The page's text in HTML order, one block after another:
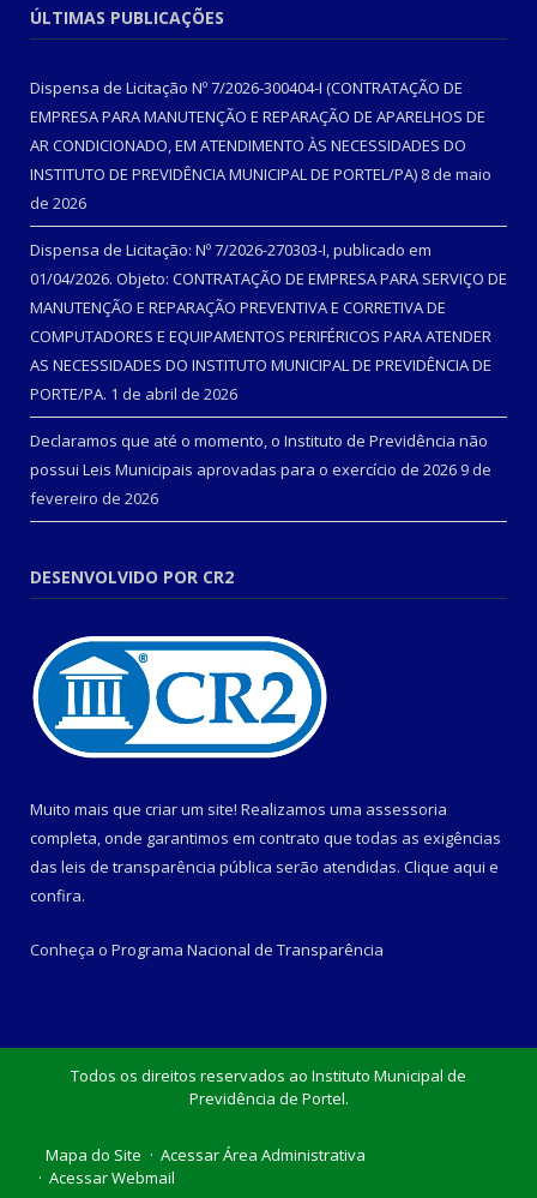
ÚLTIMAS PUBLICAÇÕES
Dispensa de Licitação Nº 7/2026-300404-I (CONTRATAÇÃO DE
EMPRESA PARA MANUTENÇÃO E REPARAÇÃO DE APARELHOS DE
AR CONDICIONADO, EM ATENDIMENTO ÀS NECESSIDADES DO
INSTITUTO DE PREVIDÊNCIA MUNICIPAL DE PORTEL/PA) 8 de maio
de 2026
Dispensa de Licitação: Nº 7/2026-270303-I, publicado em
01/04/2026. Objeto: CONTRATAÇÃO DE EMPRESA PARA SERVIÇO DE
MANUTENÇÃO E REPARAÇÃO PREVENTIVA E CORRETIVA DE
COMPUTADORES E EQUIPAMENTOS PERIFÉRICOS PARA ATENDER
AS NECESSIDADES DO INSTITUTO MUNICIPAL DE PREVIDÊNCIA DE
PORTE/PA. 1 de abril de 2026
Declaramos que até o momento, o Instituto de Previdência não
possui Leis Municipais aprovadas para o exercício de 2026 9 de
fevereiro de 2026
DESENVOLVIDO POR CR2
Muito mais que criar um site! Realizamos uma assessoria
completa, onde garantimos em contrato que todas as exigências
das leis de transparência pública serão atendidas. Clique aqui e
confira.
Conheça o Programa Nacional de Transparência
Todos os direitos reservados ao Instituto Municipal de
Previdência de Portel.
Mapa do Site
Acessar Área Administrativa
Acessar Webmail